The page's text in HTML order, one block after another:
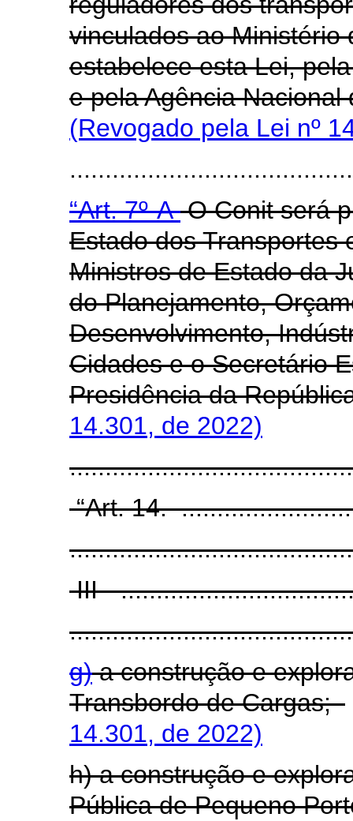
vinculados ao Ministério
estabelece esta Lei,
e pela Agência Nacional
(Revogado pela Lei nº
“Art. 7º-AO Conit será
Estado dos Transportes
Ministros de Estado da
do Planejamento,
Desenvolvimento,
Cidades e o Secretário
Presidência da
14.301, de 2022)
“Art. 14.
III -
g)a construção e
Transbordo de Cargas;
14.301, de 2022)
h) a construção e
Pública de Pequeno